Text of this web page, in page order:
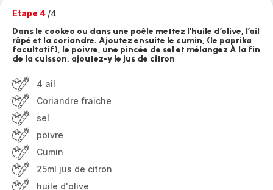
Etape 4 /4
Dans le cookeo ou dans une poêle mettez l’huile d’olive, l’ail
râpé et la coriandre. Ajoutez ensuite le cumin, (le paprika
facultatif), le poivre, une pincée de sel et mélangez À la fin
de la cuisson, ajoutez-y le jus de citron
4 ail
Coriandre fraiche
sel
poivre
Cumin
25ml jus de citron
huile d'olive